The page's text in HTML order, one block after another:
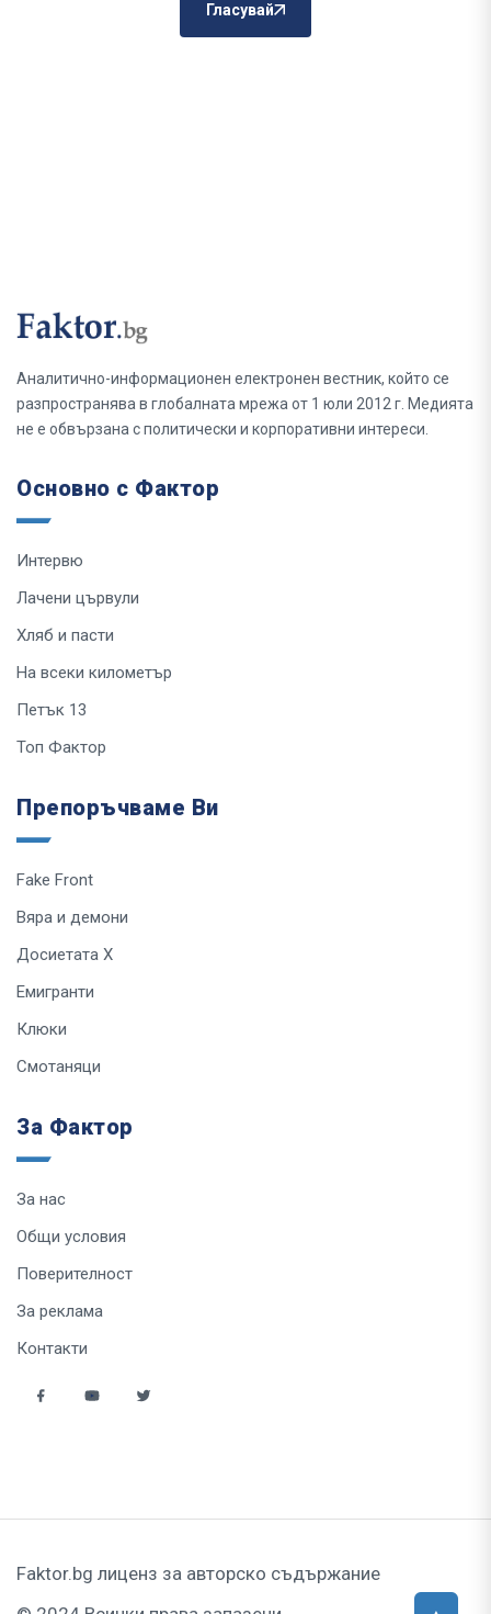
Гласувай
Аналитично-информационен електронен вестник, който се
разпространява в глобалната мрежа от 1 юли 2012 г. Медията
не е обвързана с политически и корпоративни интереси.
Основно с Фактор
Интервю
Лачени цървули
Хляб и пасти
На всеки километър
Петък 13
Топ Фактор
Препоръчваме Ви
Fake Front
Вяра и демони
Досиетата Х
Емигранти
Клюки
Смотаняци
За Фактор
За нас
Общи условия
Поверителност
За реклама
Контакти
Faktor.bg лиценз за авторско съдържание